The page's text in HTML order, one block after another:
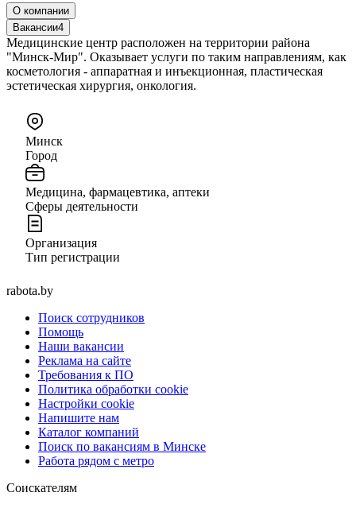
О компании
Вакансии4
Медицинские центр расположен на территории района
"Минск-Мир". Оказывает услуги по таким направлениям, как
косметология - аппаратная и инъекционная, пластическая
эстетическая хирургия, онкология.
Минск
Город
Медицина, фармацевтика, аптеки
Сферы деятельности
Организация
Тип регистрации
rabota.by
Поиск сотрудников
Помощь
Наши вакансии
Реклама на сайте
Требования к ПО
Политика обработки cookie
Настройки cookie
Напишите нам
Каталог компаний
Поиск по вакансиям в Минске
Работа рядом с метро
Соискателям